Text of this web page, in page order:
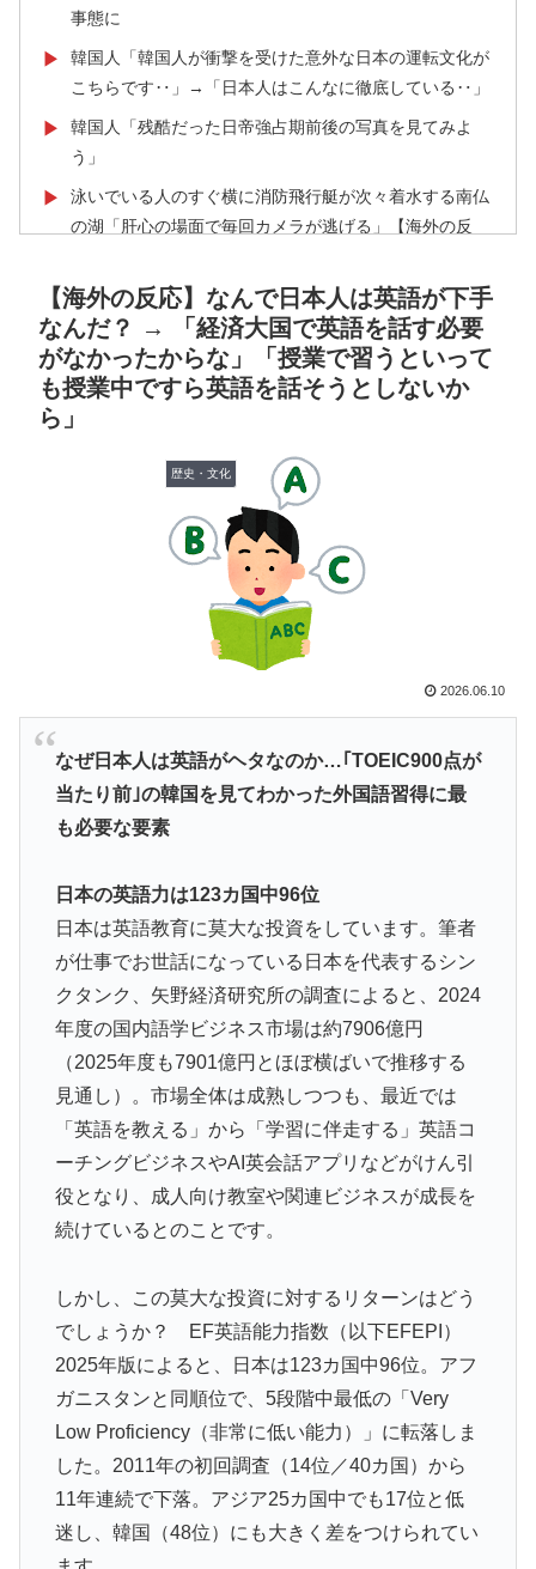
事態に
▶
韓国人「韓国人が衝撃を受けた意外な日本の運転文化が
こちらです‥」→「日本人はこんなに徹底している‥」
▶
韓国人「残酷だった日帝強占期前後の写真を見てみよ
う」
▶
泳いでいる人のすぐ横に消防飛行艇が次々着水する南仏
の湖「肝心の場面で毎回カメラが逃げる」【海外の反
▶
韓国人「東京とソウルの宿泊費や交通費を徹底比較した
結果判明した驚きの物価事情がこちらです」→「こんな
に物価差があるの？‥」
▶ 韓国人「韓国に10年間の出場権剥奪や過去ワールドカッ
プ、オリンピック予選の記録削除を要求するFIFA公式制
裁を海外メディアが報道！」
ストーカーガチ勢は僅かな情報で垢特定出来るからね
外国人「使い捨てだ」FIFA会長、辞任危機でトランプ政
権に泣き付くも無視されて海外失笑！【海外の反応】
外国人「日本の未来は安泰だ」16歳MF三井寺眞、衝撃
ゴール！久保建英超え歴代2位の記録！3得点に絡む活躍
で海外絶賛！【海外の反応】
らな」「ゲームのUIは優れてるのに不思議」
▶ アメリカ人「お前らの学校ではどんな理由で退学者が出
た？？」
国www」
韓国人「日本でヤバい作品ばかりアニメ化してて心配に
なる…」
▶
【海外の反応】アルゼンチン協会、FIFA会長に断固たる
支持を表明「隠す気もないんだなｗ」
▶
【海外の反応】冨安健洋がクリスタル・パレス加入へ
フランス人「欲張りすぎだ」中村敬斗、ランス残留の可
能性を会長が示唆！移籍金が交渉の壁に..現地サポの本
音がこれ！【海外の反応】
▶ 韓国人「熊本地震で見る日本の土木技術の完全勝利をご
覧ください」→「これはすごいわ」「こういうのを見る
と日本人は何か適当に作る感じがしない・・・」「あれ
がまさに経験値である」
海外「日本人はなんて気高いんだ！」 英高級紙も驚愕
した極限の中の日本人の姿に世界が衝撃
▶ 若いカバがワニを枕にしてしまうまさかの瞬間！！
韓国人「日本のアニメ業界で100年続いている暗黙の伝
【海外の反応】なんで日本人は英語が下手
なんだ？ → 「経済大国で英語を話す必要
がなかったからな」「授業で習うといって
も授業中ですら英語を話そうとしないか
ら」
歴史・文化
2026.06.10
なぜ日本人は英語がヘタなのか…｢TOEIC900点が
当たり前｣の韓国を見てわかった外国語習得に最
も必要な要素
日本の英語力は123カ国中96位
日本は英語教育に莫大な投資をしています。筆者
が仕事でお世話になっている日本を代表するシン
クタンク、矢野経済研究所の調査によると、2024
年度の国内語学ビジネス市場は約7906億円
（2025年度も7901億円とほぼ横ばいで推移する
見通し）。市場全体は成熟しつつも、最近では
「英語を教える」から「学習に伴走する」英語コ
ーチングビジネスやAI英会話アプリなどがけん引
役となり、成人向け教室や関連ビジネスが成長を
続けているとのことです。
しかし、この莫大な投資に対するリターンはどう
でしょうか？ EF英語能力指数（以下EFEPI）
2025年版によると、日本は123カ国中96位。アフ
ガニスタンと同順位で、5段階中最低の「Very
Low Proficiency（非常に低い能力）」に転落しま
した。2011年の初回調査（14位／40カ国）から
11年連続で下落。アジア25カ国中でも17位と低
迷し、韓国（48位）にも大きく差をつけられてい